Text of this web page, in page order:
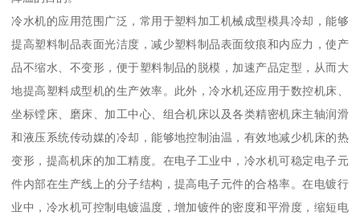
冷水机的应用范围广泛，常用于塑料加工机械成型模具冷却，能够
提高塑料制品表面光洁度，减少塑料制品表面纹痕和内应力，使产
品不缩水、不变形，便于塑料制品的脱模，加速产品定型，从而大
地提高塑料成型机的生产效率。此外，冷水机还应用于数控机床、
坐标镗床、磨床、加工中心、组合机床以及各类精密机床主轴润滑
和液压系统传动媒的冷却，能够地控制油温，有效地减少机床的热
变形，提高机床的加工精度。在电子工业中，冷水机可稳定电子元
件内部在生产线上的分子结构，提高电子元件的合格率。在电镀行
业中，冷水机可控制电镀温度，增加镀件的密度和平滑度，缩短电